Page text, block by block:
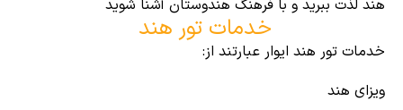
هند لذت ببرید و با فرهنگ هندوستان آشنا شوید
خدمات تور هند
خدمات تور هند ایوار عبارتند از:
ویزای هند